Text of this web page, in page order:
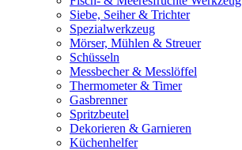
Siebe, Seiher & Trichter
Spezialwerkzeug
Mörser, Mühlen & Streuer
Schüsseln
Messbecher & Messlöffel
Thermometer & Timer
Gasbrenner
Spritzbeutel
Dekorieren & Garnieren
Küchenhelfer